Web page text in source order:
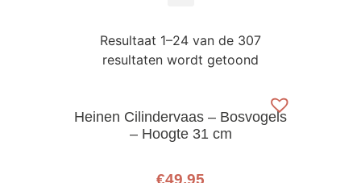
Resultaat 1–24 van de 307
resultaten wordt getoond
Heinen Cilindervaas – Bosvogels
– Hoogte 31 cm
€49,95